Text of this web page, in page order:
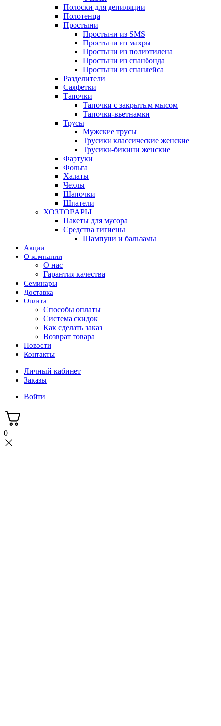
Полоски для депиляции
Полотенца
Простыни
Простыни из SMS
Простыни из махры
Простыни из полиэтилена
Простыни из спанбонда
Простыни из спанлейса
Разделители
Салфетки
Тапочки
Тапочки с закрытым мысом
Тапочки-вьетнамки
Трусы
Мужские трусы
Трусики классические женские
Трусики-бикини женские
Фартуки
Фольга
Халаты
Чехлы
Шапочки
Шпатели
ХОЗТОВАРЫ
Пакеты для мусора
Средства гигиены
Шампуни и бальзамы
Акции
О компании
О нас
Гарантия качества
Семинары
Доставка
Оплата
Способы оплаты
Система скидок
Как сделать заказ
Возврат товара
Новости
Контакты
Личный кабинет
Заказы
Войти
0